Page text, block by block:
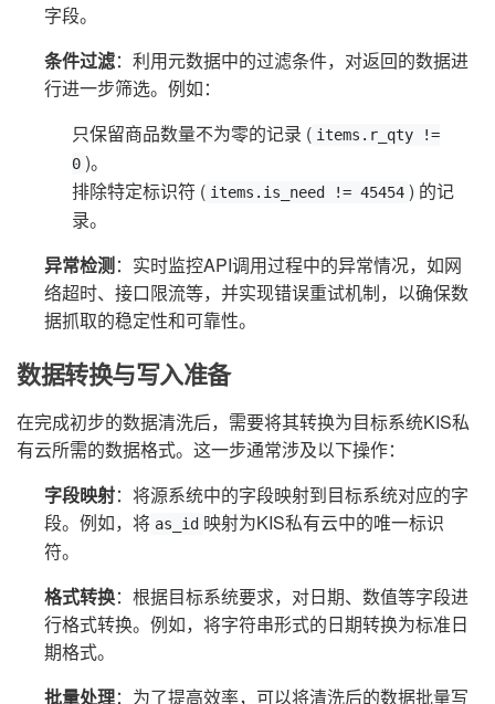
字段。
条件过滤：利用元数据中的过滤条件，对返回的数据进
行进一步筛选。例如：
只保留商品数量不为零的记录 ( items.r_qty !=
0 )。
排除特定标识符 ( items.is_need != 45454 ) 的记
录。
异常检测：实时监控API调用过程中的异常情况，如网
络超时、接口限流等，并实现错误重试机制，以确保数
据抓取的稳定性和可靠性。
数据转换与写入准备
在完成初步的数据清洗后，需要将其转换为目标系统KIS私
有云所需的数据格式。这一步通常涉及以下操作：
字段映射：将源系统中的字段映射到目标系统对应的字
段。例如，将 as_id 映射为KIS私有云中的唯一标识
符。
格式转换：根据目标系统要求，对日期、数值等字段进
行格式转换。例如，将字符串形式的日期转换为标准日
期格式。
批量处理：为了提高效率，可以将清洗后的数据批量写